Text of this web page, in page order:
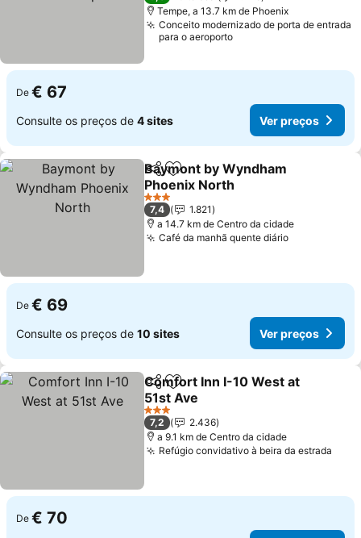
Tempe, a 13.7 km de Phoenix
Conceito modernizado de porta de entrada
para o aeroporto
De € 67
Consulte os preços de 4 sites Ver preços
PartilharAdicionar aos favoritos
Baymont by Wyndham
Phoenix North
3 Estrelas
7,4
1.821
a 14.7 km de Centro da cidade
Café da manhã quente diário
De € 69
Consulte os preços de 10 sites Ver preços
PartilharAdicionar aos favoritos
Comfort Inn I-10 West at
51st Ave
3 Estrelas
7,2
2.436
a 9.1 km de Centro da cidade
Refúgio convidativo à beira da estrada
De € 70